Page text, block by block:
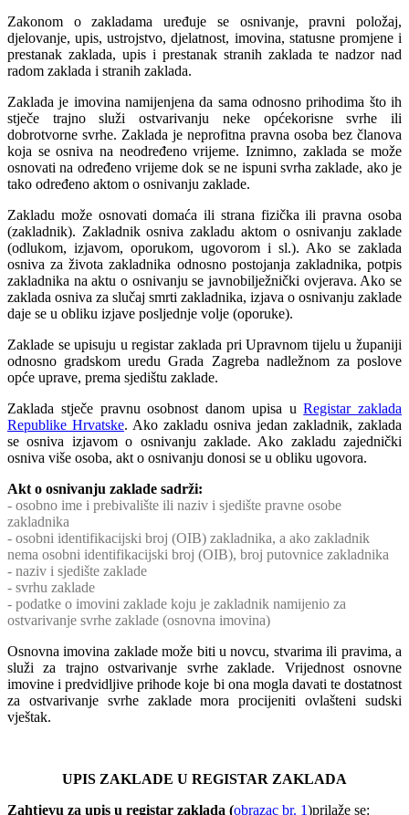
Zakonom o zakladama uređuje se osnivanje, pravni položaj,
djelovanje, upis, ustrojstvo, djelatnost, imovina, statusne promjene i
prestanak zaklada, upis i prestanak stranih zaklada te nadzor nad
radom zaklada i stranih zaklada.
Zaklada je imovina namijenjena da sama odnosno prihodima što ih
stječe trajno služi ostvarivanju neke općekorisne svrhe ili
dobrotvorne svrhe. Zaklada je neprofitna pravna osoba bez članova
koja se osniva na neodređeno vrijeme. Iznimno, zaklada se može
osnovati na određeno vrijeme dok se ne ispuni svrha zaklade, ako je
tako određeno aktom o osnivanju zaklade.
Zakladu može osnovati domaća ili strana fizička ili pravna osoba
(zakladnik). Zakladnik osniva zakladu aktom o osnivanju zaklade
(odlukom, izjavom, oporukom, ugovorom i sl.). Ako se zaklada
osniva za života zakladnika odnosno postojanja zakladnika, potpis
zakladnika na aktu o osnivanju se javnobilježnički ovjerava. Ako se
zaklada osniva za slučaj smrti zakladnika, izjava o osnivanju zaklade
daje se u obliku izjave posljednje volje (oporuke).
Zaklade se upisuju u registar zaklada pri Upravnom tijelu u županiji
odnosno gradskom uredu Grada Zagreba nadležnom za poslove
opće uprave, prema sjedištu zaklade.
Zaklada stječe pravnu osobnost danom upisa uRegistar zaklada
Republike Hrvatske. Ako zakladu osniva jedan zakladnik, zaklada
se osniva izjavom o osnivanju zaklade. Ako zakladu zajednički
osniva više osoba, akt o osnivanju donosi se u obliku ugovora.
Akt o osnivanju zaklade sadrži:
- osobno ime i prebivalište ili naziv i sjedište pravne osobe
zakladnika
- osobni identifikacijski broj (OIB) zakladnika, a ako zakladnik
nema osobni identifikacijski broj (OIB), broj putovnice zakladnika
- naziv i sjedište zaklade
- svrhu zaklade
- podatke o imovini zaklade koju je zakladnik namijenio za
ostvarivanje svrhe zaklade (osnovna imovina)
Osnovna imovina zaklade može biti u novcu, stvarima ili pravima, a
služi za trajno ostvarivanje svrhe zaklade. Vrijednost osnovne
imovine i predvidljive prihode koje bi ona mogla davati te dostatnost
za ostvarivanje svrhe zaklade mora procijeniti ovlašteni sudski
vještak.
UPIS ZAKLADE U REGISTAR ZAKLADA
Zahtjevu za upis u registar zaklada (obrazac br. 1)prilaže se: